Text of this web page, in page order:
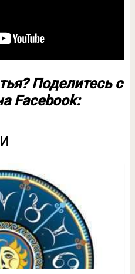
Поделитесь с
Facebook: